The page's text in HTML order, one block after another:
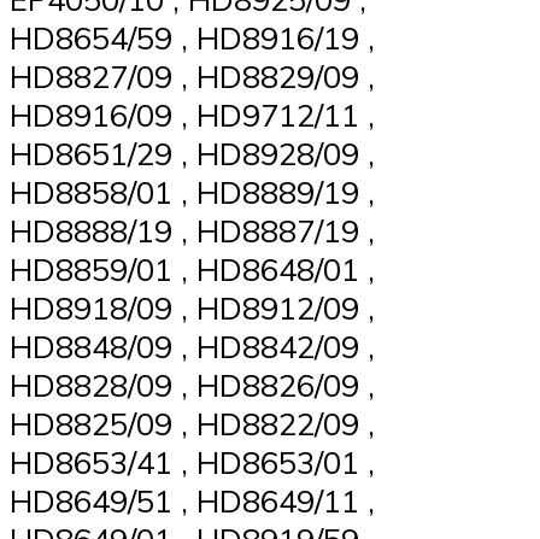
HD8654/59 , HD8916/19 ,
HD8827/09 , HD8829/09 ,
HD8916/09 , HD9712/11 ,
HD8651/29 , HD8928/09 ,
HD8858/01 , HD8889/19 ,
HD8888/19 , HD8887/19 ,
HD8859/01 , HD8648/01 ,
HD8918/09 , HD8912/09 ,
HD8848/09 , HD8842/09 ,
HD8828/09 , HD8826/09 ,
HD8825/09 , HD8822/09 ,
HD8653/41 , HD8653/01 ,
HD8649/51 , HD8649/11 ,